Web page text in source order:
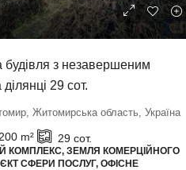
будівля з незавершеним
29 сот.
Житомирська область, Україна
200 m² 29сот.
КОМПЛЕКС, ЗЕМЛЯ КОМЕРЦІЙНОГО
СФЕРИ ПОСЛУГ, ОФІСНЕ